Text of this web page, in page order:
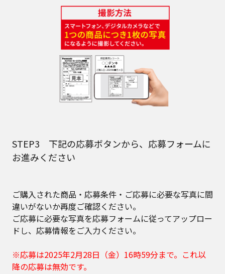
STEP3 下記の応募ボタンから、応募フォームに
お進みください
ご購入された商品・応募条件・ご応募に必要な写真に間
違いがないか再度ご確認ください。
ご応募に必要な写真を応募フォームに従ってアップロー
ドし、応募情報をご入力ください。
※応募は2025年2月28日（金）16時59分まで。これ以
降の応募は無効です。